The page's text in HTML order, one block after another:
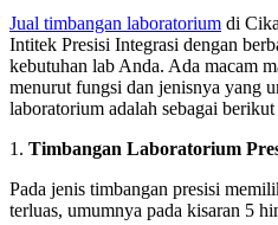
Jual timbangan laboratorium di
Intitek Presisi Integrasi dengan
kebutuhan lab Anda. Ada macam
menurut fungsi dan jenisnya yang
laboratorium adalah sebagai berikut
1. Timbangan Laboratorium
Pada jenis timbangan presisi
terluas, umumnya pada kisaran 5